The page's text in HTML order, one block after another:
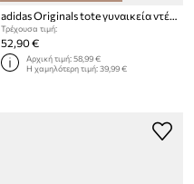
Τρέχουσα τιμή:
52,90 €
Αρχική τιμή:58,99 €
Η χαμηλότερη τιμή:39,99 €